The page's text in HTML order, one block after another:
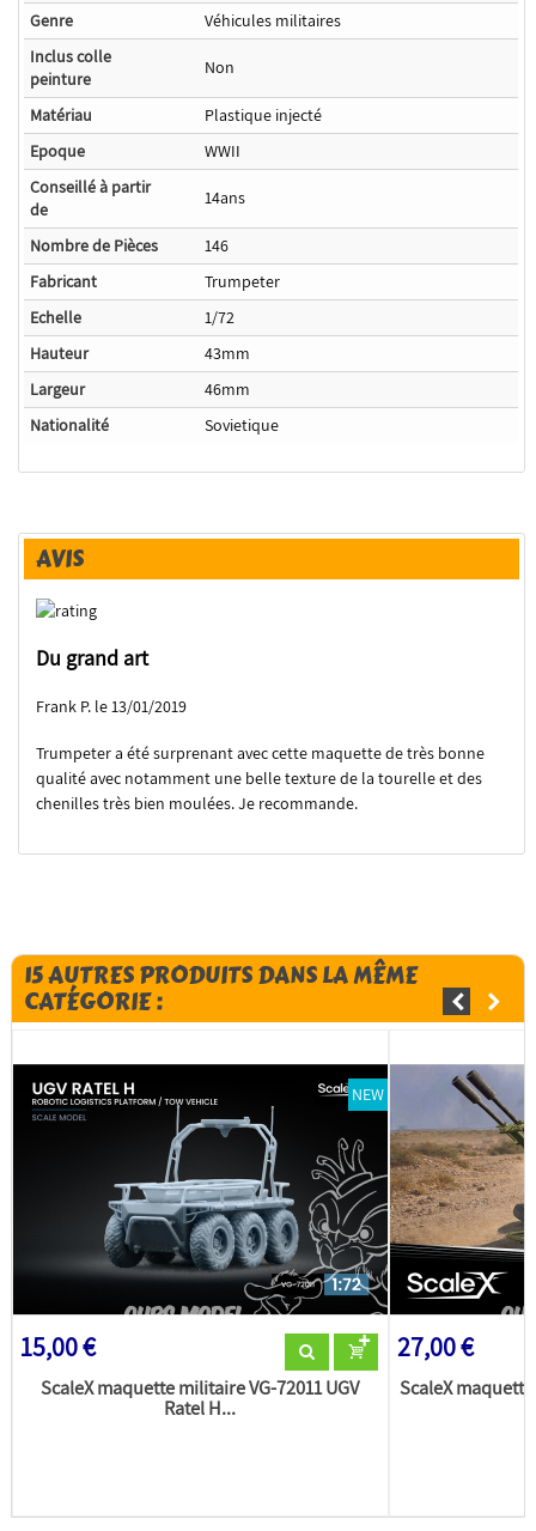
Genre
Véhicules militaires
Inclus colle
peinture
Non
Matériau
Plastique injecté
Epoque
WWII
Conseillé à partir
de
14ans
Nombre de Pièces
146
Fabricant
Trumpeter
Echelle
1/72
Hauteur
43mm
Largeur
46mm
Nationalité
Sovietique
AVIS
Du grand art
Frank P. le 13/01/2019
Trumpeter a été surprenant avec cette maquette de très bonne
qualité avec notamment une belle texture de la tourelle et des
chenilles très bien moulées. Je recommande.
15 AUTRES PRODUITS DANS LA MÊME
CATÉGORIE :
NEW
15,00 €
ScaleX maquette militaire VG-72011 UGV
Ratel H...
27,00 €
ScaleX